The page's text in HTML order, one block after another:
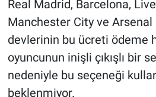
Real Madrid, Barcelona,
Manchester City ve Arsenal
devlerinin bu ücreti ödeme
oyuncunun inişli çıkışlı bir
nedeniyle bu seçeneği
beklenmiyor.